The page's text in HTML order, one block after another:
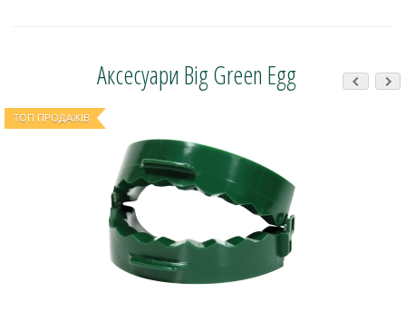
Аксесуари Big Green Egg
ТОП ПРОДАЖІВ